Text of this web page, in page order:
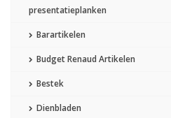
presentatieplanken
Barartikelen
Budget Renaud Artikelen
Bestek
Dienbladen